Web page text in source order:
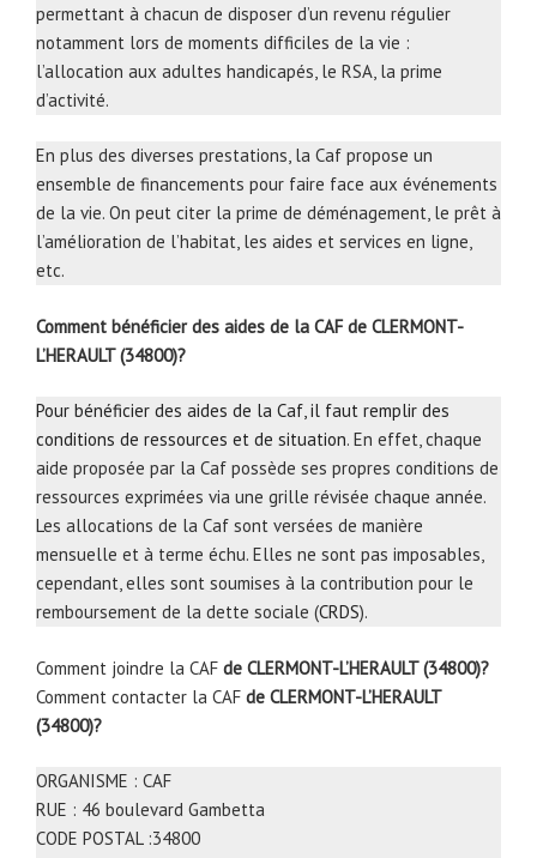
permettant à chacun de disposer d’un revenu régulier
notamment lors de moments difficiles de la vie :
l’allocation aux adultes handicapés, le RSA, la prime
d’activité.
En plus des diverses prestations, la Caf propose un
ensemble de financements pour faire face aux événements
de la vie. On peut citer la prime de déménagement, le prêt à
l’amélioration de l’habitat, les aides et services en ligne,
etc.
Comment bénéficier des aides de la CAF de CLERMONT-
L’HERAULT (34800)?
Pour bénéficier des aides de la Caf, il faut remplir des
conditions de ressources et de situation. En effet, chaque
aide proposée par la Caf possède ses propres conditions de
ressources exprimées via une grille révisée chaque année.
Les allocations de la Caf sont versées de manière
mensuelle et à terme échu. Elles ne sont pas imposables,
cependant, elles sont soumises à la contribution pour le
remboursement de la dette sociale (CRDS).
Comment joindre la CAF de CLERMONT-L’HERAULT (34800)?
Comment contacter la CAF de CLERMONT-L’HERAULT
(34800)?
ORGANISME : CAF
RUE : 46 boulevard Gambetta
CODE POSTAL :34800